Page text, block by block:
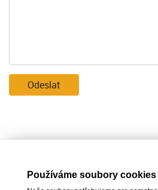
Odeslat
Používáme soubory cookies